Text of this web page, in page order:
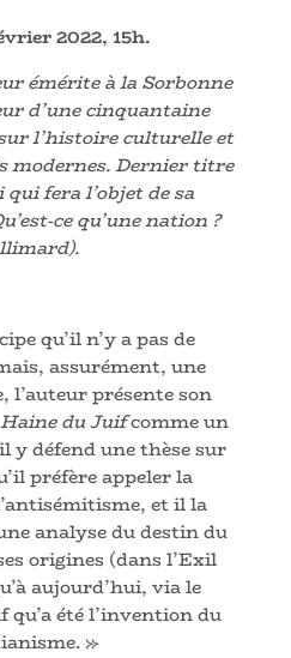
2022, 15h.
émérite à la Sorbonne
d’une cinquantaine
l’histoire culturelle et
modernes. Dernier titre
fera l’objet de sa
ce qu’une nation ?
qu’il n’y a pas de
assurément, une
présente son
du Juifcomme un
y défend une thèse sur
préfère appeler la
et il la
analyse du destin du
origines (dans l’Exil
aujourd’hui, via le
qu’a été l’invention du
»